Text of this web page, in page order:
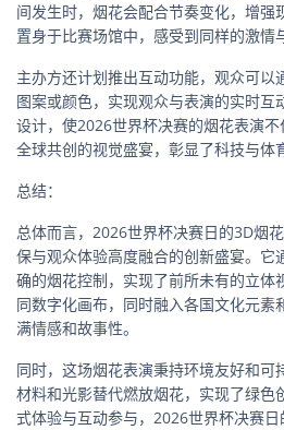
间发生时，烟花会配合节奏变化，增强
置身于比赛场馆中，感受到同样的激情
主办方还计划推出互动功能，观众可以
图案或颜色，实现观众与表演的实时互
设计，使2026世界杯决赛的烟花表演
全球共创的视觉盛宴，彰显了科技与体
总结：
总体而言，2026世界杯决赛日的3D烟
保与观众体验高度融合的创新盛宴。它
确的烟花控制，实现了前所未有的立体
同数字化画布，同时融入各国文化元素
满情感和故事性。
同时，这场烟花表演秉持环境友好和可
材料和光影替代燃放烟花，实现了绿色
式体验与互动参与，2026世界杯决赛